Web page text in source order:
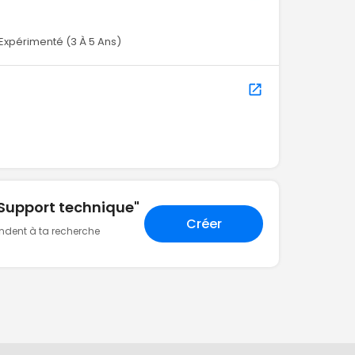
(3 À 5 Ans)
technique"
à ta recherche Créer